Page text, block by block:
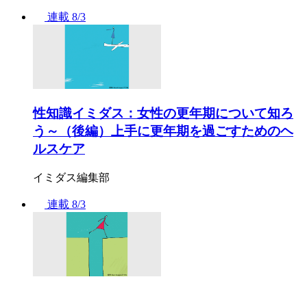
連載 8/3
性知識イミダス：女性の更年期について知ろ
う～（後編）上手に更年期を過ごすためのヘ
ルスケア
イミダス編集部
連載 8/3